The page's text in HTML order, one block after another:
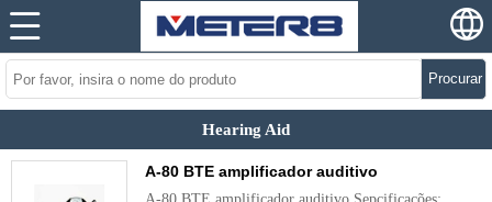
Procurar
Hearing Aid
A-80 BTE amplificador auditivo